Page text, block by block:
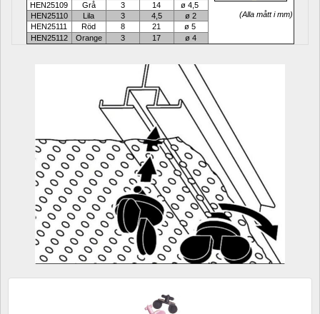
(Alla mått i mm)
HEN25109
Grå 3 14
ø 4,5
HEN25110
Lila 3 4,5
ø 2
HEN25111
Röd 8 21
ø 5
HEN25112
Orange 3 17 ø 4